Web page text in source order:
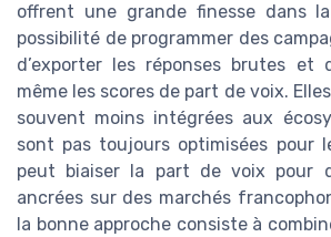
offrent une grande finesse dans
possibilité de programmer des
d’exporter les réponses brutes et
même les scores de part de voix.
souvent moins intégrées aux
sont pas toujours optimisées pour
peut biaiser la part de voix pour
ancrées sur des marchés
la bonne approche consiste à